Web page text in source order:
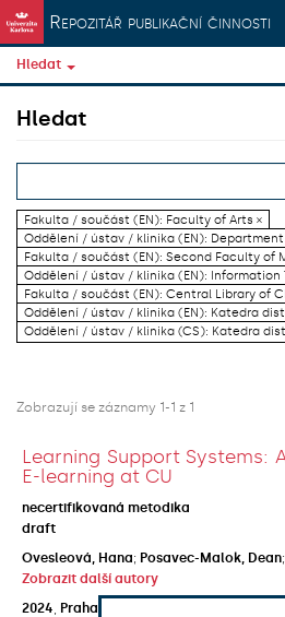
Přeskočit na obsah
Repozitář publikační činnosti
Hledat
Hledat
Fakulta / součást (EN): Faculty of Arts ×
Oddělení / ústav / klinika (EN):
Fakulta / součást (EN): Second Faculty of
Oddělení / ústav / klinika (EN):
Fakulta / součást (EN): Central Library of
Oddělení / ústav / klinika (EN): Katedra
Oddělení / ústav / klinika (CS): Katedra
Zobrazují se záznamy 1-1 z 1
Learning Support Systems:
E-learning at CU
necertifikovaná metodika
draft
Ovesleová, Hana; Posavec-Malok, Dean;
Zobrazit další autory
2024
Praha